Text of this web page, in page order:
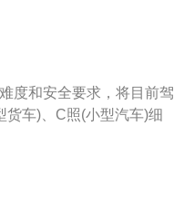
汽车、低速载货汽车、
车和有轨电车（附件
条，有下列行为之一
款：（一）未取得机动
证被吊销、暂扣的人驾
交通安全法律、法规和
驾驶证，依照法律机动
无证不能上路行驶。对
许的证件就是驾驶证，这
后驾驶机动车；机动车驾
吊销、暂扣的人驾驶；
达到报废标准的机动
度和安全要求，将目前驾
车)、C照(小型汽车)细
型汽车)将具体细分为C
三轮农用运输车等准驾